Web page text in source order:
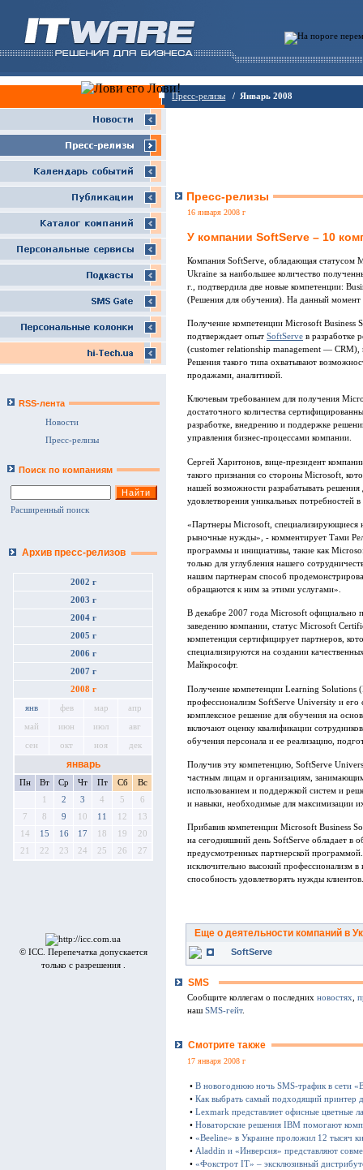
Пресс-релизы / Январь 2008
RSS-лента
Новости
Пресс-релизы
Поиск по компаниям
Расширенный поиск
Архив пресс-релизов
2002 г
2003 г
2004 г
2005 г
2006 г
2007 г
2008 г
янв фев мар апр
май июн июл авг
сен окт ноя дек
январь
Пн Вт Ср Чт Пт Сб
Вс
1
2 3 4 5
6
7
8 9 10 11 12
13
14
15 16 17 18 19
20
21
22 23 24 25 26 27
© ICC. Перепечатка допускается
только с разрешения .
Пресс-релизы
16 января 2008 г
У компании SoftServe – 10
Компания SoftServe, обладающая статусом
Ukraine за наибольшее количество
г., подтвердила две новые компетенции:
(Решения для обучения). На данный момент
Получение компетенции Microsoft
подтверждает опыт SoftServe в разработке
(customer relationship management — CRM),
Решения такого типа охватывают
продажами, аналитикой.
Ключевым требованием для получения
достаточного количества
разработке, внедрению и поддержке
управления бизнес-процессами компании.
Сергей Харитонов, вице-президент
такого признания со стороны Microsoft,
нашей возможности разрабатывать
удовлетворения уникальных потребностей
«Партнеры Microsoft, специализирующиеся
рыночные нужды», - комментирует Тами
программы и инициативы, такие как
только для углубления нашего
нашим партнерам способ
обращаются к ним за этими услугами».
В декабре 2007 года Microsoft официально
заведению компании, статус Microsoft
компетенция сертифицирует партнеров,
специализируются на создании
Майкрософт.
Получение компетенции Learning Solutions
профессионализм SoftServe University и его
комплексное решение для обучения на
включают оценку квалификации
обучения персонала и ее реализацию,
Получив эту компетенцию, SoftServe
частным лицам и организациям,
использованием и поддержкой систем и
и навыки, необходимые для максимизации
Прибавив компетенции Microsoft Business
на сегодняшний день SoftServe обладает в
предусмотренных партнерской
исключительно высокий профессионализм
способность удовлетворять нужды клиентов.
Еще о деятельности компаний в
SoftServe
SMS
Сообщите коллегам о последних новостях
наш SMS-гейт.
Смотрите также
17 января 2008 г
• В новогоднюю ночь SMS-трафик в сети
• Как выбрать самый подходящий принтер
• Lexmark представляет офисные цветные
• Новаторские решения IBM помогают
• «Beeline» в Украине проложил 12 тысяч
• Aladdin и «Инверсия» представляют
• «Фокстрот IT» – эксклюзивный